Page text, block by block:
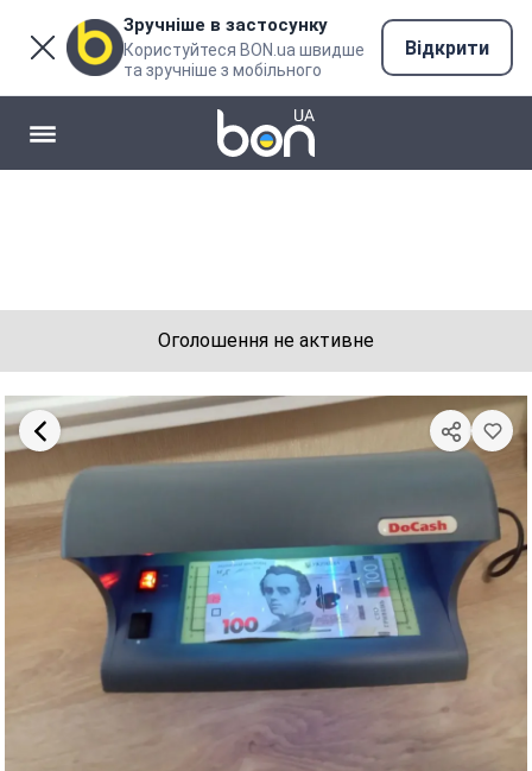
Зручніше в застосунку
Користуйтеся BON.ua швидше
та зручніше з мобільного
Відкрити
Оголошення не активне